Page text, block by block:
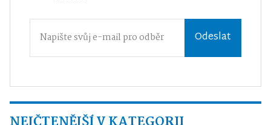
Odeslat